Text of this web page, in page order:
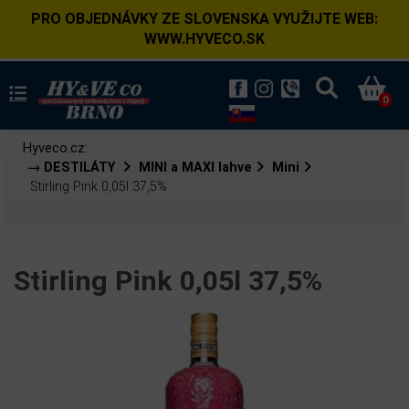
PRO OBJEDNÁVKY ZE SLOVENSKA VYUŽIJTE WEB:
WWW.HYVECO.SK
0
Hyveco.cz:
→ DESTILÁTY
MINI a MAXI lahve
Mini
Stirling Pink 0,05l 37,5%
Stirling Pink 0,05l 37,5%